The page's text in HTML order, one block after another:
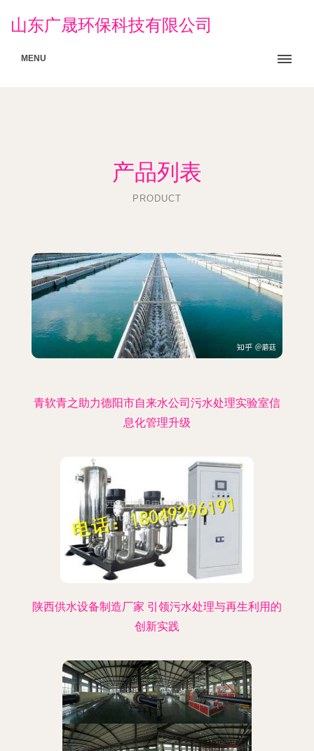
山东广晟环保科技有限公司
MENU
产品列表
PRODUCT
青软青之助力德阳市自来水公司污水处理实验室信
息化管理升级
陕西供水设备制造厂家 引领污水处理与再生利用的
创新实践